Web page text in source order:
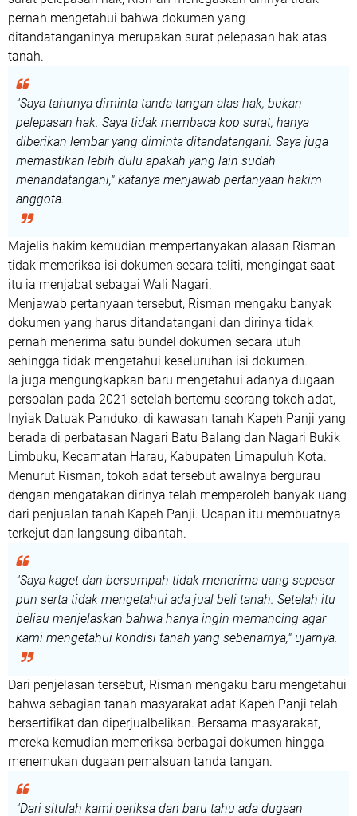
pernah mengetahui bahwa dokumen yang
ditandatanganinya merupakan surat pelepasan hak atas
tanah.
"Saya tahunya diminta tanda tangan alas hak, bukan
pelepasan hak. Saya tidak membaca kop surat, hanya
diberikan lembar yang diminta ditandatangani. Saya juga
memastikan lebih dulu apakah yang lain sudah
menandatangani," katanya menjawab pertanyaan hakim
anggota.
Majelis hakim kemudian mempertanyakan alasan Risman
tidak memeriksa isi dokumen secara teliti, mengingat saat
itu ia menjabat sebagai Wali Nagari.
Menjawab pertanyaan tersebut, Risman mengaku banyak
dokumen yang harus ditandatangani dan dirinya tidak
pernah menerima satu bundel dokumen secara utuh
sehingga tidak mengetahui keseluruhan isi dokumen.
Ia juga mengungkapkan baru mengetahui adanya dugaan
persoalan pada 2021 setelah bertemu seorang tokoh adat,
Inyiak Datuak Panduko, di kawasan tanah Kapeh Panji yang
berada di perbatasan Nagari Batu Balang dan Nagari Bukik
Limbuku, Kecamatan Harau, Kabupaten Limapuluh Kota.
Menurut Risman, tokoh adat tersebut awalnya bergurau
dengan mengatakan dirinya telah memperoleh banyak uang
dari penjualan tanah Kapeh Panji. Ucapan itu membuatnya
terkejut dan langsung dibantah.
"Saya kaget dan bersumpah tidak menerima uang sepeser
pun serta tidak mengetahui ada jual beli tanah. Setelah itu
beliau menjelaskan bahwa hanya ingin memancing agar
kami mengetahui kondisi tanah yang sebenarnya," ujarnya.
Dari penjelasan tersebut, Risman mengaku baru mengetahui
bahwa sebagian tanah masyarakat adat Kapeh Panji telah
bersertifikat dan diperjualbelikan. Bersama masyarakat,
mereka kemudian memeriksa berbagai dokumen hingga
menemukan dugaan pemalsuan tanda tangan.
"Dari situlah kami periksa dan baru tahu ada dugaan